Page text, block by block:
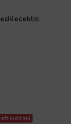
eft indirimi